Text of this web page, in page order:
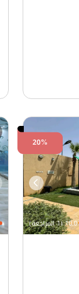
10.0 (1 المراجعة)
20%